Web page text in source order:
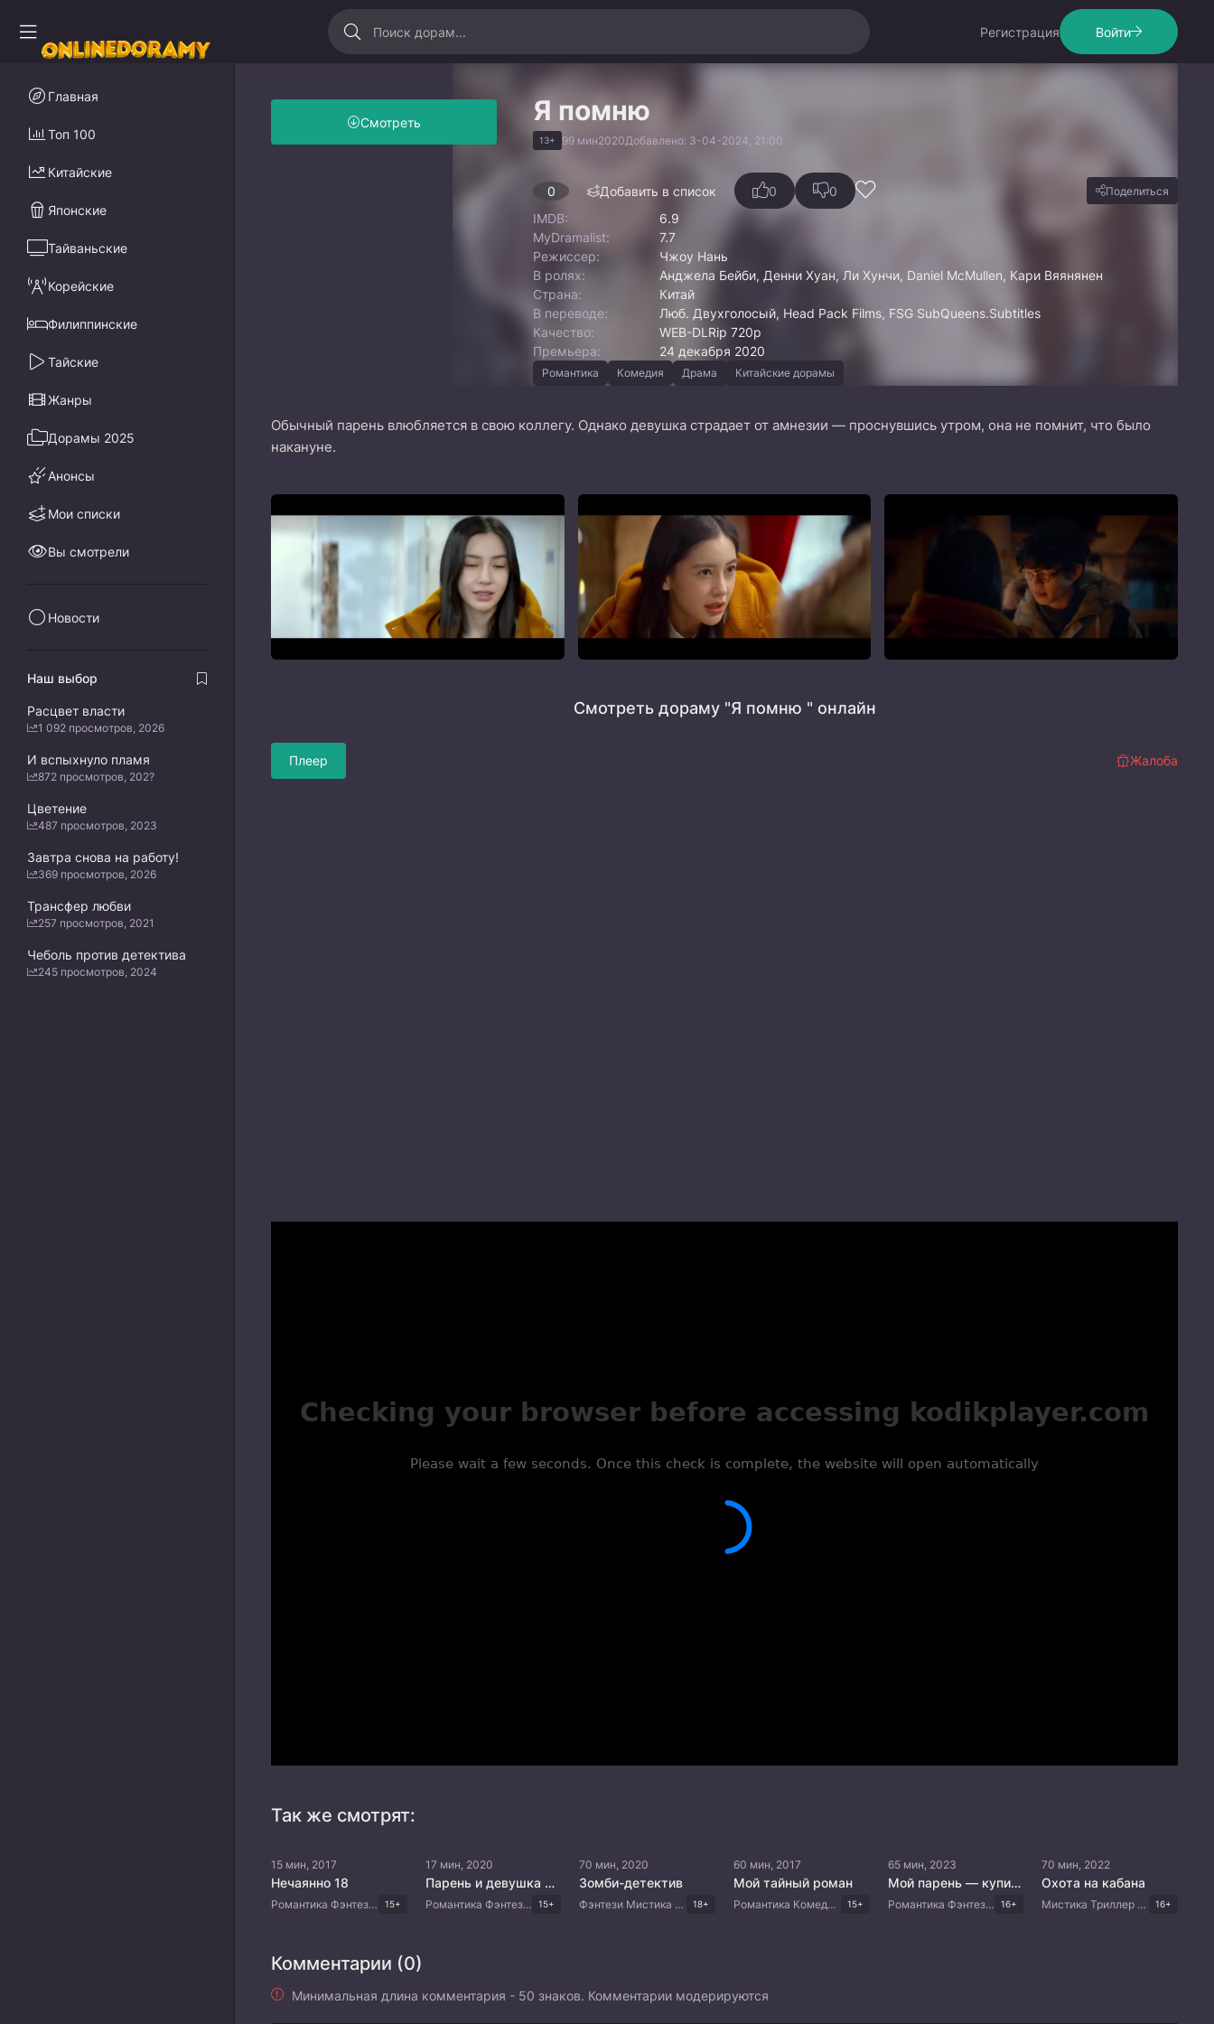
Регистрация Войти
Я помню
13+ 99 мин2020Добавлено: 3-04-2024, 21:00
Смотреть
0 Добавить в список 0 0 Поделиться
IMDB:
6.9
MyDramalist:
7.7
Режиссер:
Чжоу Нань
В ролях:
Анджела Бейби, Денни Хуан, Ли Хунчи, Daniel McMullen, Кари Вяянянен
Страна:
Китай
В переводе:
Люб. Двухголосый, Head Pack Films, FSG SubQueens.Subtitles
Качество:
WEB-DLRip 720p
Премьера:
24 декабря 2020
Романтика Комедия Драма Китайские дорамы
Обычный парень влюбляется в свою коллегу. Однако девушка страдает от амнезии — проснувшись утром, она не помнит, что было
накануне.
Смотреть дораму "Я помню " онлайн
Плеер Жалоба
Так же смотрят:
15 мин, 2017
Нечаянно 18
Романтика Фэнтези Комедия Драма Корейские дорамы 15+
17 мин, 2020
Парень и девушка из манги
Романтика Фэнтези Комедия Драма Корейские дорамы 15+
70 мин, 2020
Зомби-детектив
Фэнтези Мистика Триллер Комедия Корейские дорамы 18+
60 мин, 2017
Мой тайный роман
Романтика Комедия Драма Корейские дорамы 15+
65 мин, 2023
Мой парень — купидон
Романтика Фэнтези Мистика Комедия Корейские дорамы 16+
70 мин, 2022
Охота на кабана
Мистика Триллер Корейские дорамы 16+
Комментарии (0)
Минимальная длина комментария - 50 знаков. Комментарии модерируются
Главная
Топ 100
Китайские
Японские
Тайваньские
Корейские
Филиппинские
Тайские
Жанры
Дорамы 2025
Анонсы
Мои списки
Вы смотрели
Новости
Наш выбор
Расцвет власти
1 092 просмотров, 2026
И вспыхнуло пламя
872 просмотров, 202?
Цветение
487 просмотров, 2023
Завтра снова на работу!
369 просмотров, 2026
Трансфер любви
257 просмотров, 2021
Чеболь против детектива
245 просмотров, 2024